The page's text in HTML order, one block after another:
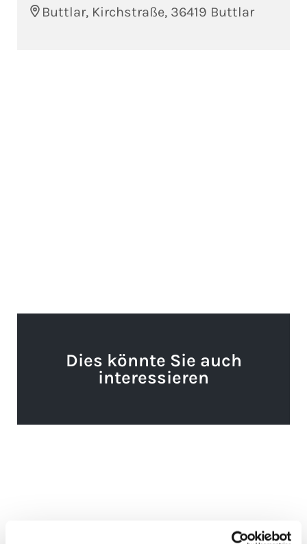
Buttlar, Kirchstraße, 36419 Buttlar
Dies könnte Sie auch
interessieren